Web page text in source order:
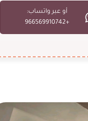
أو عبر واتساب:
+966569910742